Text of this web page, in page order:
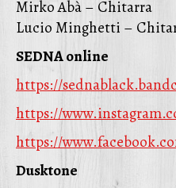
Mirko Abà – Chitarra
Lucio Minghetti –
SEDNA online
https://
https://
https://
Dusktone